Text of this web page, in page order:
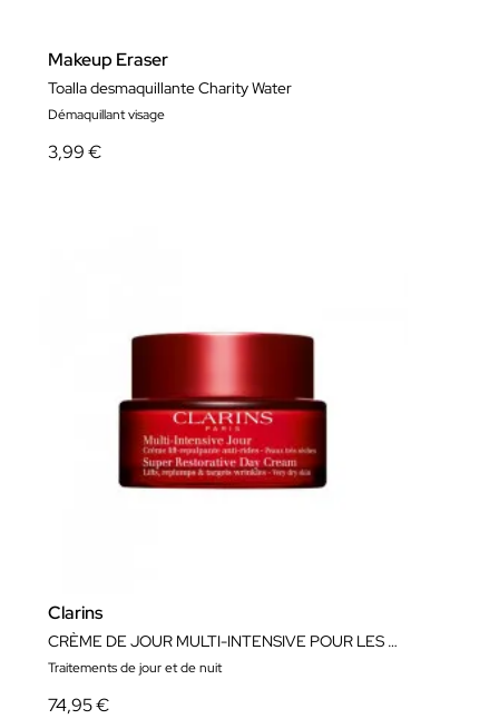
Makeup Eraser
Toalla desmaquillante Charity Water
Démaquillant visage
3,99 €
Clarins
CRÈME DE JOUR MULTI-INTENSIVE POUR LES PEAUX SÈCHES
Traitements de jour et de nuit
74,95 €